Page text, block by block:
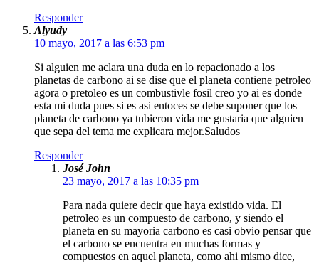
Responder
Alyudy
10 mayo, 2017 a las 6:53 pm
Si alguien me aclara una duda en lo repacionado a los
planetas de carbono ai se dise que el planeta contiene petroleo
agora o pretoleo es un combustivle fosil creo yo ai es donde
esta mi duda pues si es asi entoces se debe suponer que los
planeta de carbono ya tubieron vida me gustaria que alguien
que sepa del tema me explicara mejor.Saludos
Responder
José John
23 mayo, 2017 a las 10:35 pm
Para nada quiere decir que haya existido vida. El
petroleo es un compuesto de carbono, y siendo el
planeta en su mayoria carbono es casi obvio pensar que
el carbono se encuentra en muchas formas y
compuestos en aquel planeta, como ahi mismo dice,